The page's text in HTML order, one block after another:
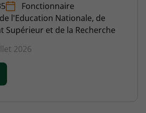
Fonctionnaire
l'Education Nationale, de
Supérieur et de la Recherche
2026